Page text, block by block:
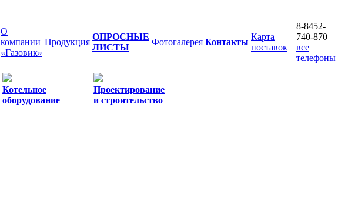
О
компании
«Газовик»
Продукция
ОПРОСНЫЕ
ЛИСТЫ
Фотогалерея Контакты
Карта
поставок
8-8452-
740-870
все
телефоны
Котельное
оборудование
Проектирование
и строительство